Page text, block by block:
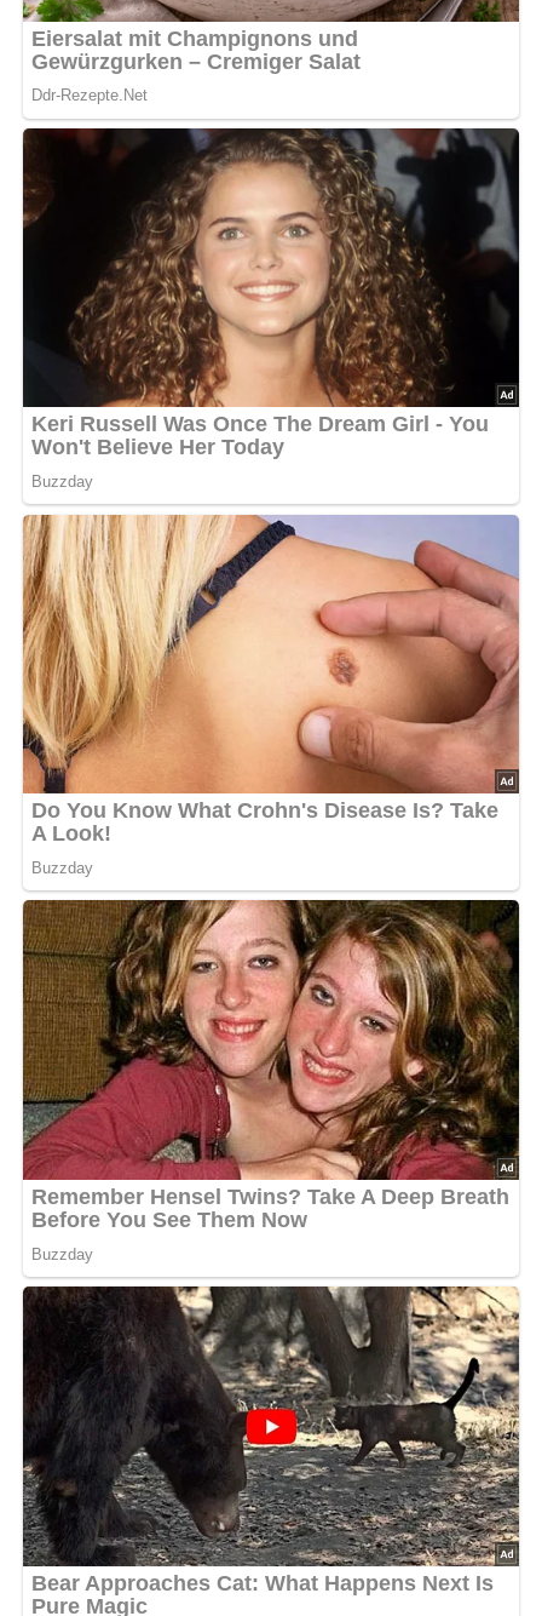
Zutaten
400 g Kalb- oder Schweinefleisch
3 Eßlöffel Öl
1 1/2 Tassen Reis
1 1/4 Liter Brühe
4 Tomaten
200 g Champignons
1 1/2 Tassen gedünstete Erbschen
Salz
geriebener Käse
Zubereitung
vorbereiteten Reis zuschütten und die heiße Brühe
auffüllen.
Auf kleiner Flamme so lange zugedeckt kochen lassen,
bis der Reis halb gar ist.
Tomatenwürfel, Pilzstückchen und Erbschen zugeben.
Das gare Gericht mit Salz abschmecken und mit
geriebenem Käse bestreuen.
Kennst du schon unser tolles DDR-Quiz?Was weißt du
noch alles über die DDR?Teste dein Wissen jetzt!